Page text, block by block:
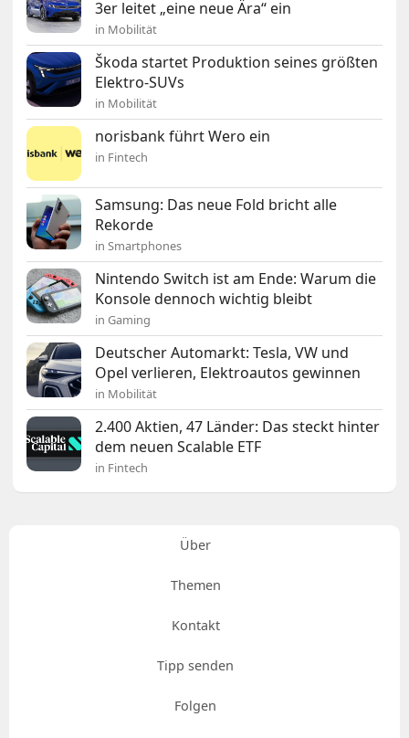
3er leitet „eine neue Ära“ ein
in Mobilität
Škoda startet Produktion seines größten
Elektro-SUVs
in Mobilität
norisbank führt Wero ein
in Fintech
Samsung: Das neue Fold bricht alle
Rekorde
in Smartphones
Nintendo Switch ist am Ende: Warum die
Konsole dennoch wichtig bleibt
in Gaming
Deutscher Automarkt: Tesla, VW und
Opel verlieren, Elektroautos gewinnen
in Mobilität
2.400 Aktien, 47 Länder: Das steckt hinter
dem neuen Scalable ETF
in Fintech
Über
Themen
Kontakt
Tipp senden
Folgen